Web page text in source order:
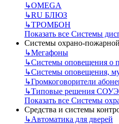
↳OMEGA
↳RU БЛЮЗ
↳ТРОМБОН
Показать все Системы
Системы охрано-
↳Мегафоны
↳Системы оповещения о
↳Системы оповещения,
↳Громкоговорители
↳Типовые решения СОУЭ
Показать все Системы
Средства и системы
↳Автоматика для дверей